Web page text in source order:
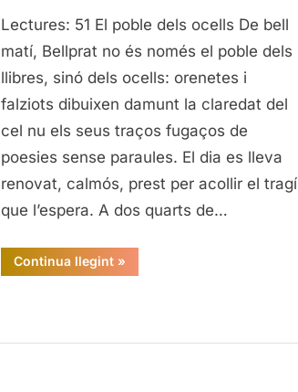
Edició
Bellprat
Vila
del
El
poble
dels
ocells
Lectures: 51 El poble dels ocells De bell
matí, Bellprat no és només el poble dels
llibres, sinó dels ocells: orenetes i
falziots dibuixen damunt la claredat del
cel nu els seus traços fugaços de
poesies sense paraules. El dia es lleva
renovat, calmós, prest per acollir el tragí
que l’espera. A dos quarts de…
Continua llegint“8a
Edició
»